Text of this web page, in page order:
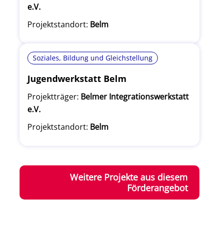
e.V.
Projektstandort: Belm
Soziales, Bildung und Gleichstellung
Jugendwerkstatt Belm
Projektträger: Belmer Integrationswerkstatt
e.V.
Projektstandort: Belm
Weitere Projekte aus diesem
Förderangebot